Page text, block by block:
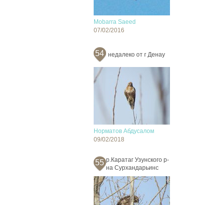
Mobarra Saeed
07/02/2016
54 недалеко от г Денау
Норматов Абдусалом
09/02/2018
55 р.Каратаг Узунского р-
на Сурхандарьинс